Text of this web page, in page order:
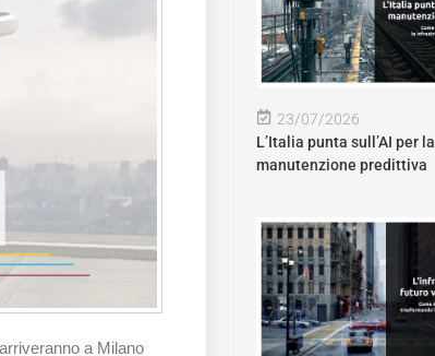
a Milano
23/07/2026
L’Italia punta sull’AI per la
manutenzione predittiva